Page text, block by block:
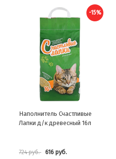
-15%
Наполнитель Счастливые
Лапки д/к древесный 16л
724 руб. 616 руб.